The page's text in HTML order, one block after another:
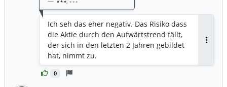
institutionelle Shorter "greifbar". Ein
kritischer Bericht eines Short-Sellers (J
Capital) im Oktober 2021 verstärkte den
Abwärtstrend unmittelbar nach dem
Index-Aufstieg. ​2. Der Wiederaufstieg:
September 2024 ​Nachdem die Aktie
zwischenzeitlich aus dem Index gefallen
0
* * * * * *
Ich seh das eher negativ. Das Risiko dass
die Aktie durch den Aufwärtstrend fällt,
der sich in den letzten 2 Jahren gebildet
hat, nimmt zu.